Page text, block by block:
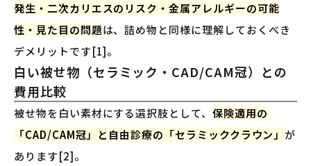
発生・二次カリエスのリスク・金属アレルギーの可能
性・見た目の問題は、詰め物と同様に理解しておくべき
デメリットです[1]。
白い被せ物（セラミック・CAD/CAM冠）との
費用比較
被せ物を白い素材にする選択肢として、 保険適用の
「CAD/CAM冠」と自由診療の「セラミッククラウン」 が
あります[2]。